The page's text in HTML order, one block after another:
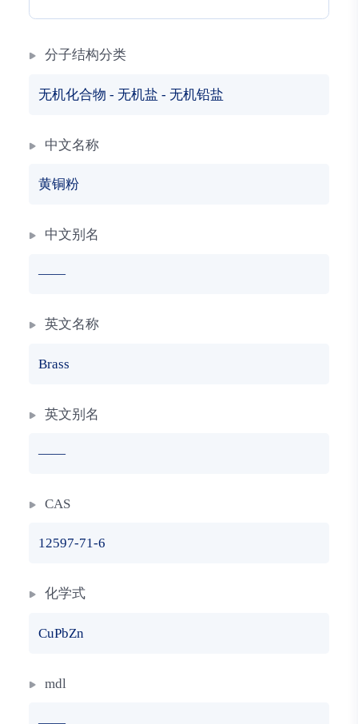
分子结构分类
无机化合物 - 无机盐 - 无机铅盐
中文名称
黄铜粉
中文别名
——
英文名称
Brass
英文别名
——
CAS
12597-71-6
化学式
CuPbZn
mdl